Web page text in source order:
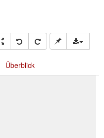
Überblick